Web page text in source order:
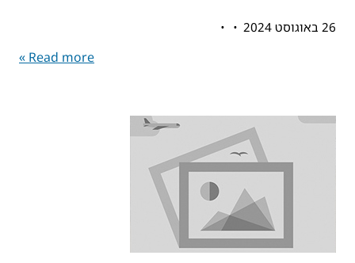
26 באוגוסט 2024
Read more »